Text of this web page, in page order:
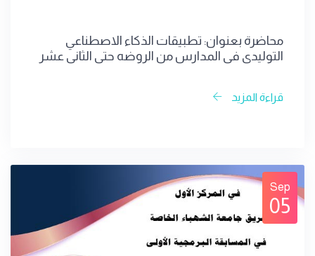
محاضرة بعنوان: تطبيقات الذكاء الاصطناعي
التوليدي في المدارس من الروضه حتى الثاني عشر
قراءة المزيد
Sep
05